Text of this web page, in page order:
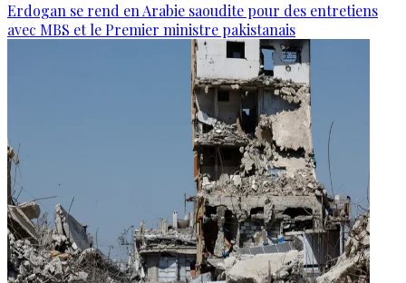
Erdogan se rend en Arabie saoudite pour des entretiens
avec MBS et le Premier ministre pakistanais